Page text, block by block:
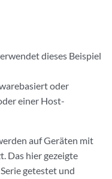
dieses Beispiel
oder
einer Host-
auf Geräten mit
Das hier gezeigte
getestet und